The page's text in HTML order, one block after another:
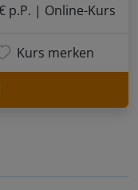
p.P. | Online-Kurs
Kurs merken